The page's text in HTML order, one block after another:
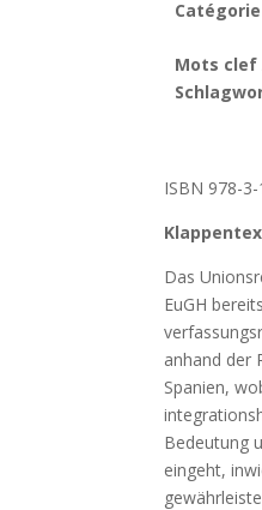
Mots clef
ISBN 978-
Das
EuGH
anhand der
Spanien,
Bedeutung
eingeht,